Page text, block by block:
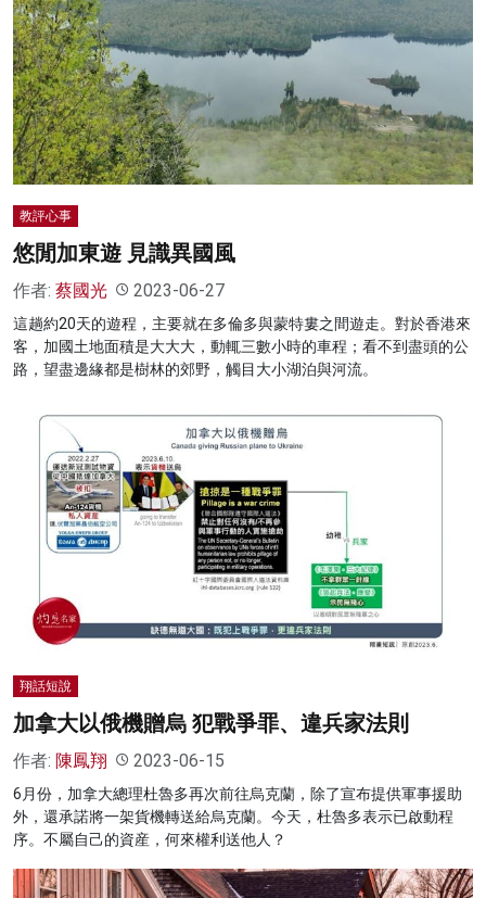
教評心事
悠閒加東遊 見識異國風
作者: 蔡國光 2023-06-27
這趟約20天的遊程，主要就在多倫多與蒙特婁之間遊走。對於香港來
客，加國土地面積是大大大，動輒三數小時的車程；看不到盡頭的公
路，望盡邊緣都是樹林的郊野，觸目大小湖泊與河流。
翔話短說
加拿大以俄機贈烏 犯戰爭罪、違兵家法則
作者: 陳鳳翔 2023-06-15
6月份，加拿大總理杜魯多再次前往烏克蘭，除了宣布提供軍事援助
外，還承諾將一架貨機轉送給烏克蘭。今天，杜魯多表示已啟動程
序。不屬自己的資産，何來權利送他人？